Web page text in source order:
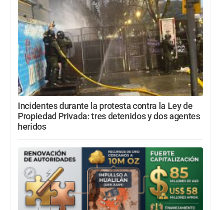
Incidentes durante la protesta contra la Ley de
Propiedad Privada: tres detenidos y dos agentes
heridos